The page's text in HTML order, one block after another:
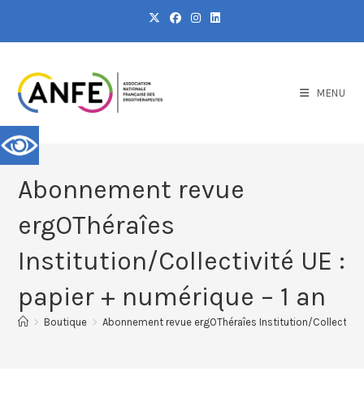
MENU
Abonnement revue
ergOThéraîes
Institution/Collectivité UE :
papier + numérique – 1 an
> Boutique > Abonnement revue ergOThéraîes Institution/